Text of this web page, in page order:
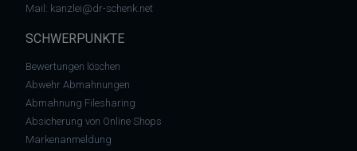
Mail: kanzlei@dr-schenk.net
SCHWERPUNKTE
Bewertungen löschen
Abwehr Abmahnungen
Abmahnung Filesharing
Absicherung von Online Shops
Markenanmeldung